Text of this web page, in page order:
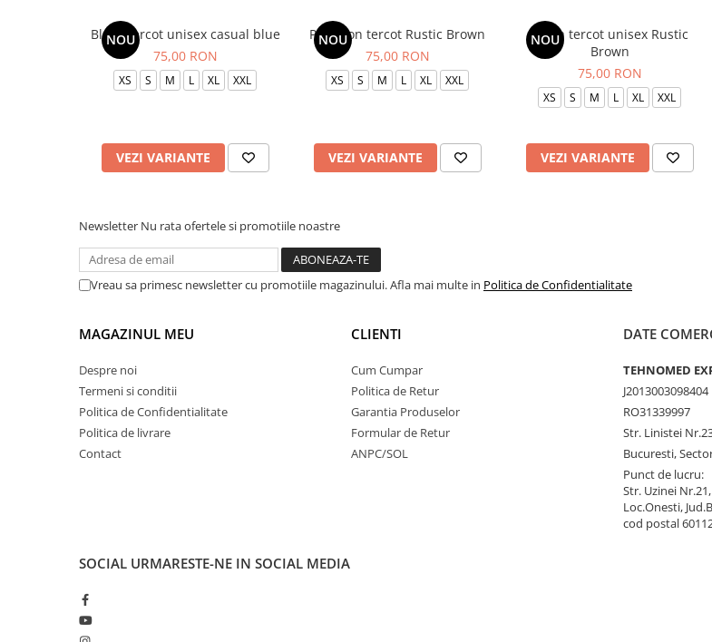
NOU
Bluza tercot unisex casual blue
75,00 RON
XS S M L XL XXL
VEZI VARIANTE
NOU
Pantalon tercot Rustic Brown
75,00 RON
XS S M L XL XXL
VEZI VARIANTE
NOU
Bluza tercot unisex Rustic
Brown
75,00 RON
XS S M L XL XXL
VEZI VARIANTE
Newsletter Nu rata ofertele si promotiile noastre
Vreau sa primesc newsletter cu promotiile magazinului. Afla mai multe in Politica de Confidentialitate
MAGAZINUL MEU
Despre noi
Termeni si conditii
Politica de Confidentialitate
Politica de livrare
Contact
CLIENTI
Cum Cumpar
Politica de Retur
Garantia Produselor
Formular de Retur
ANPC/SOL
DATE
TEHNOMED
J2013003098404
RO31339997
Str. Linistei
Bucuresti,
Punct de lucru:
Str. Uzinei Nr.21,
Loc.Onesti,
cod postal
SOCIAL URMARESTE-NE IN SOCIAL MEDIA